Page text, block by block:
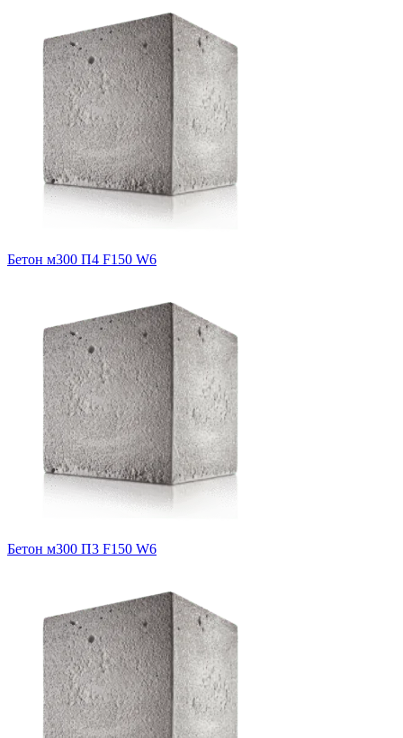
Бетон м300 П4 F150 W6
Бетон м300 П3 F150 W6